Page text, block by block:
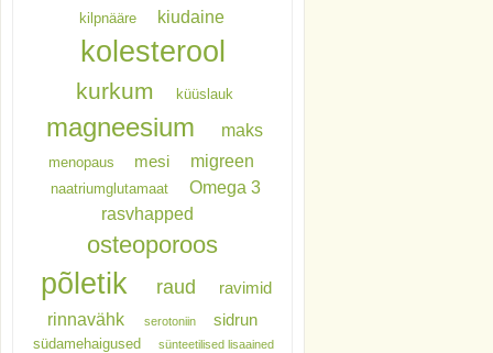
kilpnääre kiudaine
kolesterool
kurkum küüslauk
magneesium maks
menopaus mesi migreen
naatriumglutamaat
Omega 3
rasvhapped
osteoporoos
põletik raud ravimid
rinnavähk serotoniin sidrun
südamehaigused sünteetilised lisaained